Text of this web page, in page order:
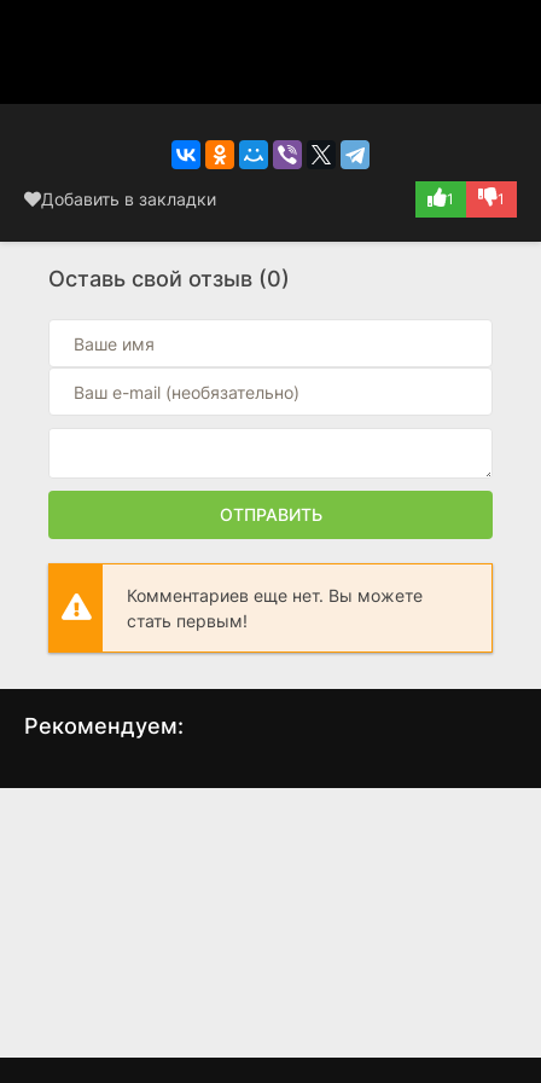
Добавить в закладки 1 1
Оставь свой отзыв (0)
ОТПРАВИТЬ
Комментариев еще нет. Вы можете
стать первым!
Рекомендуем:
Дзета Коннемара